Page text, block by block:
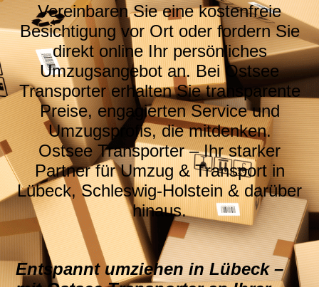
Vereinbaren Sie eine kostenfreie
Besichtigung vor Ort oder fordern Sie
direkt online Ihr persönliches
Umzugsangebot an. Bei Ostsee
Transporter erhalten Sie transparente
Preise, engagierten Service und
Umzugsprofis, die mitdenken.
Ostsee Transporter – Ihr starker
Partner für Umzug & Transport in
Lübeck, Schleswig-Holstein & darüber
hinaus.
Entspannt umziehen in Lübeck –